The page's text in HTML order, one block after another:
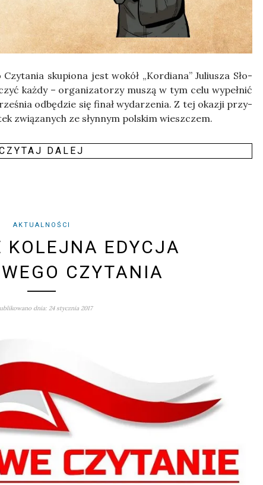
sku­pio­na jest wokół „Kor­dia­na” Juliu­sza Sło­
każ­dy – orga­ni­za­to­rzy muszą w tym celu wypeł­nić
odbę­dzie się finał wyda­rze­nia. Z tej oka­zji przy­
zwią­za­nych ze słyn­nym pol­skim wieszczem.
DALEJ
AKTUALNOŚCI
KOLEJNA EDYCJA
CZYTANIA
dnia: 24 stycznia 2017